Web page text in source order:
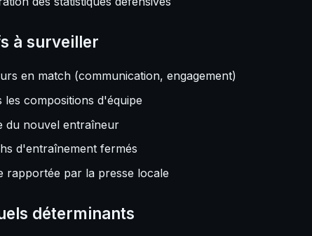
à surveiller
en match (communication, engagement)
les compositions d'équipe
du nouvel entraîneur
d'entraînement fermés
rapportée par la presse locale
déterminants